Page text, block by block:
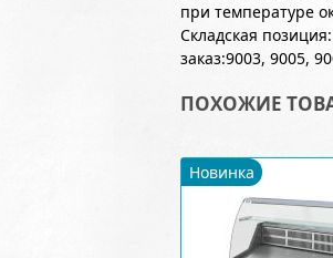
при температуре
Складская
заказ:9003, 9005,
ПОХОЖИЕ
Новинка